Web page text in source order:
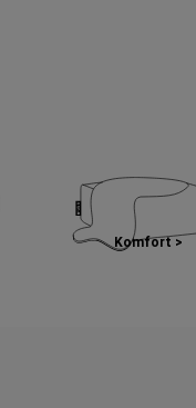
Komfort >